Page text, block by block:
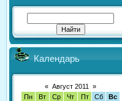
Календарь
« Август 2011
»
Пн
Вт Ср Чт Пт Сб
Вс